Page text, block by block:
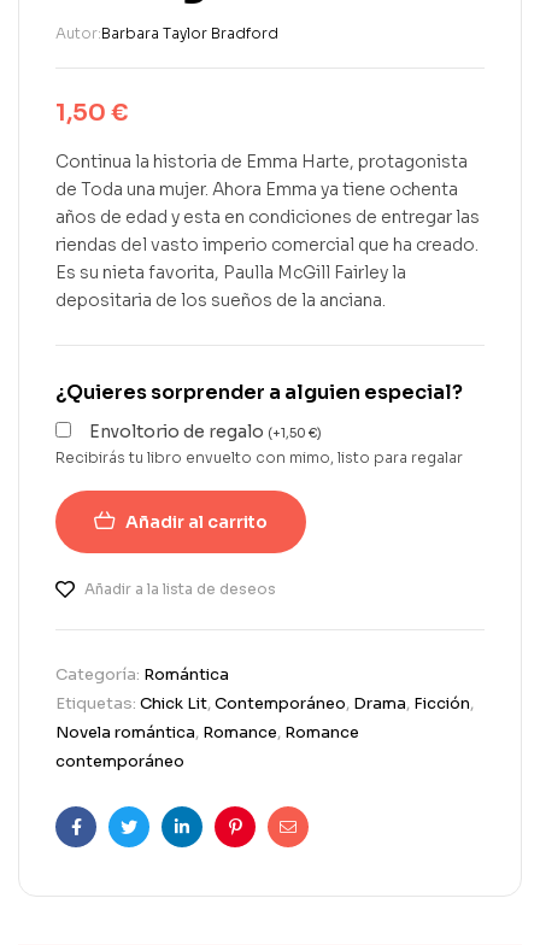
Autor:Barbara Taylor Bradford
1,50 €
Continua la historia de Emma Harte, protagonista
de Toda una mujer. Ahora Emma ya tiene ochenta
años de edad y esta en condiciones de entregar las
riendas del vasto imperio comercial que ha creado.
Es su nieta favorita, Paulla McGill Fairley la
depositaria de los sueños de la anciana.
¿Quieres sorprender a alguien especial?
Envoltorio de regalo (+1,50 €)
Recibirás tu libro envuelto con mimo, listo para regalar
Añadir al carrito
Añadir a la lista de deseos
Categoría: Romántica
Etiquetas: Chick Lit,Contemporáneo, Drama, Ficción,
Novela romántica, Romance, Romance
contemporáneo
FacebookTwitterLinkedinPinterestCorreo